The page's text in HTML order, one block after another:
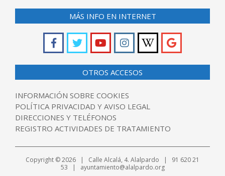
MÁS INFO EN INTERNET
OTROS ACCESOS
INFORMACIÓN SOBRE COOKIES
POLÍTICA PRIVACIDAD Y AVISO LEGAL
DIRECCIONES Y TELÉFONOS
REGISTRO ACTIVIDADES DE TRATAMIENTO
Copyright © 2026 | Calle Alcalá, 4. Alalpardo | 91 620 21
53 | ayuntamiento@alalpardo.org